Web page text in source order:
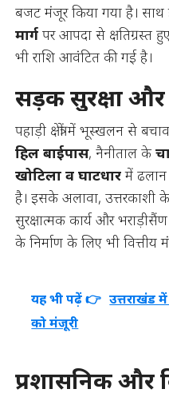
बजट मंजूर किया गया है। साथ
मार्गपर आपदा से क्षतिग्रस्त
भी राशि आवंटित की गई है।
सड़क सुरक्षा और
पहाड़ी क्षेत्रों में भूस्खलन से
हिल बाईपास, नैनीताल के
खोटिला व घाटधारमें ढलान
है। इसके अलावा, उत्तरकाशी के
सुरक्षात्मक कार्य और
के निर्माण के लिए भी वित्तीय
यह भी पढ़ें 👉 उत्तराखंड में
को मंजूरी
प्रशासनिक और